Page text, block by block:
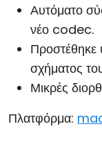
Αυτόματο
νέο codec.
Προστέθηκε
σχήματος
Μικρές
Πλατφόρμα: